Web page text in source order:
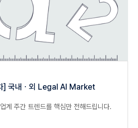
] 국내ㆍ외 Legal AI Market
계 주간 트렌드를 핵심만 전해드립니다.